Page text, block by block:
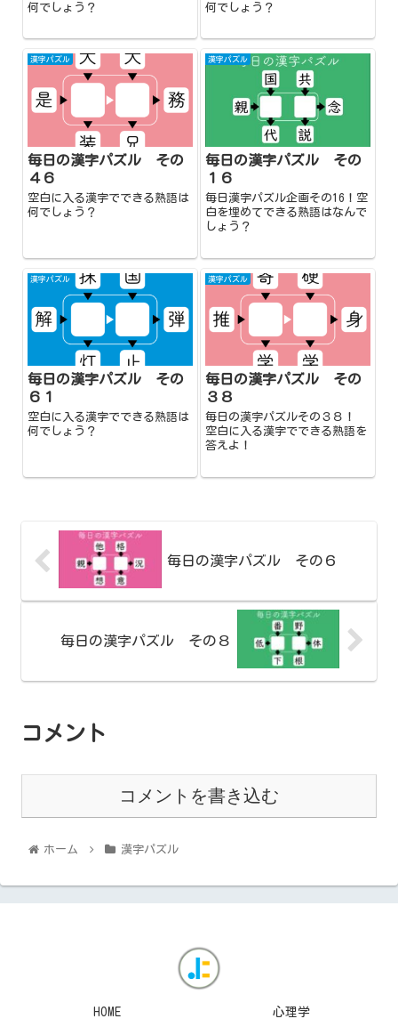
何でしょう？
何でしょう？
漢字パズル
毎日の漢字パズル その
４６
空白に入る漢字でできる熟語は
何でしょう？
漢字パズル
毎日の漢字パズル その
１６
毎日漢字パズル企画その16！空
白を埋めてできる熟語はなんで
しょう？
漢字パズル
毎日の漢字パズル その
６１
空白に入る漢字でできる熟語は
何でしょう？
漢字パズル
毎日の漢字パズル その
３８
毎日の漢字パズルその３８！
空白に入る漢字でできる熟語を
答えよ！
毎日の漢字パズル その６
毎日の漢字パズル その８
コメント
コメントを書き込む
ホーム 漢字パズル
HOME 心理学